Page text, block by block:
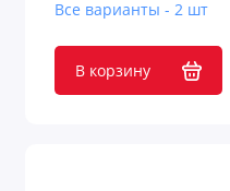
Все варианты - 2 шт
В корзину